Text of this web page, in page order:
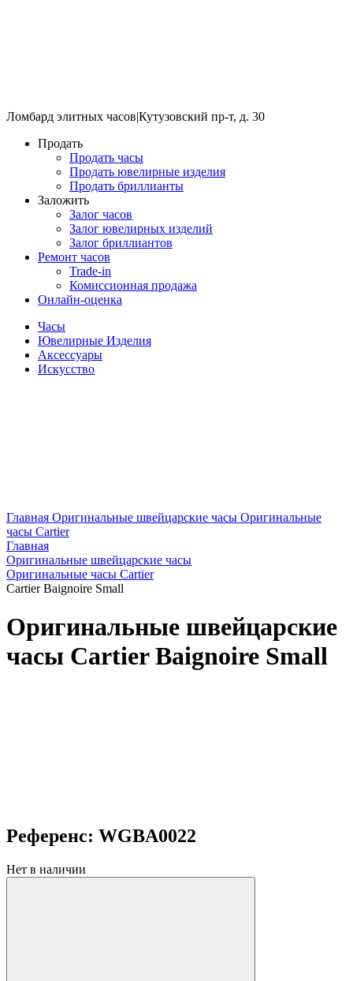
Ломбард элитных часов|Кутузовский пр-т, д. 30
Продать
Продать часы
Продать ювелирные изделия
Продать бриллианты
Заложить
Залог часов
Залог ювелирных изделий
Залог бриллиантов
Ремонт часов
Trade-in
Комиссионная продажа
Онлайн-оценка
Часы
Ювелирные Изделия
Аксессуары
Искусство
Главная Оригинальные швейцарские часы Оригинальные
часы Cartier
Главная
Оригинальные швейцарские часы
Оригинальные часы Cartier
Cartier Baignoire Small
Оригинальные швейцарские
часы Cartier Baignoire Small
Референс: WGBA0022
Нет в наличии